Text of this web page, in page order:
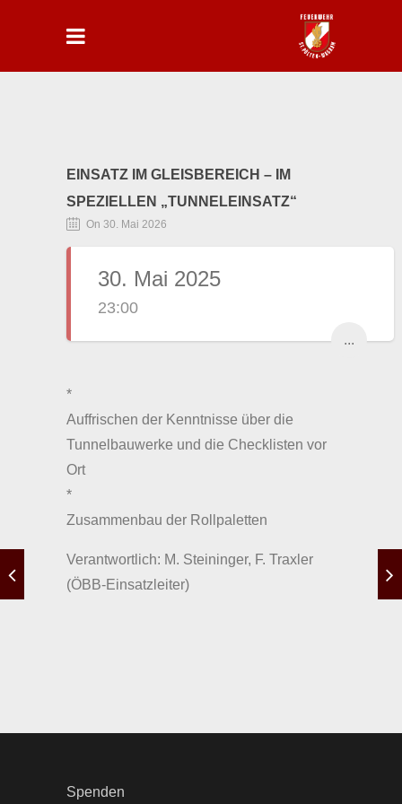
EINSATZ IM GLEISBEREICH – IM
SPEZIELLEN „TUNNELEINSATZ“
On 30. Mai 2026
30. Mai 2025
23:00
...
*
Auffrischen der Kenntnisse über die
Tunnelbauwerke und die Checklisten vor
Ort
*
Zusammenbau der Rollpaletten
Verantwortlich: M. Steininger, F. Traxler
(ÖBB-Einsatzleiter)
Spenden